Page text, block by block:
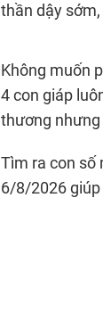
thần dậy
Không muốn
4 con giáp
thương
Tìm ra con số
6/8/2026 giúp